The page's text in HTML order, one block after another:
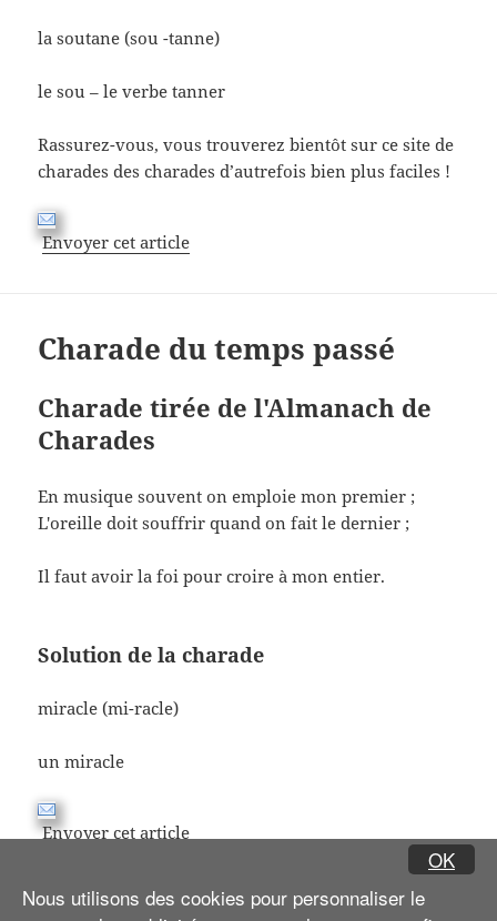
OK
Nous utilisons des cookies pour personnaliser le
la soutane (sou -tanne)
le sou – le verbe tanner
Rassurez-vous, vous trouverez bientôt sur ce site de
charades des charades d’autrefois bien plus faciles !
Envoyer cet article
Charade du temps passé
Charade tirée de l'Almanach de
Charades
En musique souvent on emploie mon premier ;
L'oreille doit souffrir quand on fait le dernier ;
Il faut avoir la foi pour croire à mon entier.
Solution de la charade
miracle (mi-racle)
un miracle
Envoyer cet article
Navigation
PAGE1